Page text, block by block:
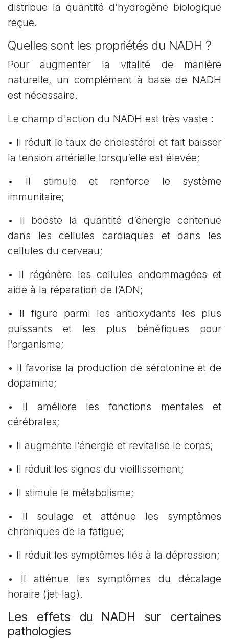
distribue la quantité d’hydrogène biologique
reçue.
Quelles sont les propriétés du NADH ?
Pour augmenter la vitalité de manière
naturelle, un complément à base de NADH
est nécessaire.
Le champ d'action du NADH est très vaste :
• Il réduit le taux de cholestérol et fait baisser
la tension artérielle lorsqu’elle est élevée;
• Il stimule et renforce le système
immunitaire;
• Il booste la quantité d’énergie contenue
dans les cellules cardiaques et dans les
cellules du cerveau;
• Il régénère les cellules endommagées et
aide à la réparation de l’ADN;
• Il figure parmi les antioxydants les plus
puissants et les plus bénéfiques pour
l’organisme;
• Il favorise la production de sérotonine et de
dopamine;
• Il améliore les fonctions mentales et
cérébrales;
• Il augmente l’énergie et revitalise le corps;
• Il réduit les signes du vieillissement;
• Il stimule le métabolisme;
• Il soulage et atténue les symptômes
chroniques de la fatigue;
• Il réduit les symptômes liés à la dépression;
• Il atténue les symptômes du décalage
horaire (jet-lag).
Les effets du NADH sur certaines
pathologies